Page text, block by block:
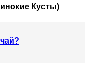
Кусты)